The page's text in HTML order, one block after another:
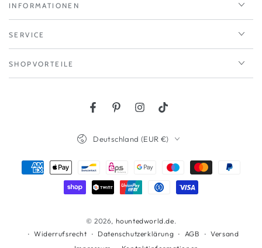
INFORMATIONEN
SERVICE
SHOPVORTEILE
FacebookPinterestInstagram
TikTok
© 2026, hountedworld.de.
Widerrufsrecht
Datenschutzerklärung AGB
Versand
Deutschland (EUR €)
Zahlungsmöglichkeiten